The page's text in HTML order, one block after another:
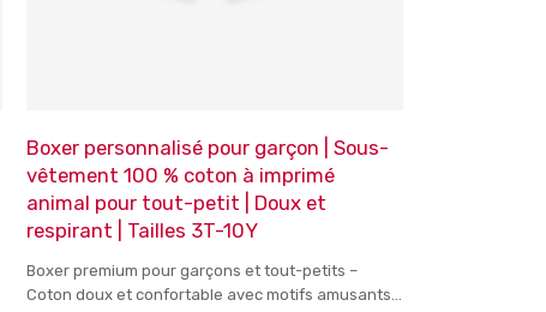
Boxer personnalisé pour garçon | Sous-
vêtement 100 % coton à imprimé
animal pour tout-petit | Doux et
respirant | Tailles 3T-10Y
Boxer premium pour garçons et tout-petits –
Coton doux et confortable avec motifs amusants